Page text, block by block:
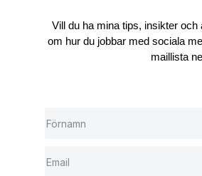
Vill du ha mina tips, insikter och
om hur du jobbar med sociala
maillista